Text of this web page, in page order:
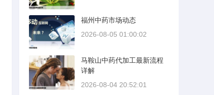
福州中药市场动态
2026-08-05 01:00:02
马鞍山中药代加工最新流程
详解
2026-08-04 20:52:01